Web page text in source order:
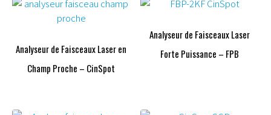
Analyseur de Faisceaux Laser en
Champ Proche – CinSpot
Analyseur de Faisceaux Laser
Forte Puissance – FPB